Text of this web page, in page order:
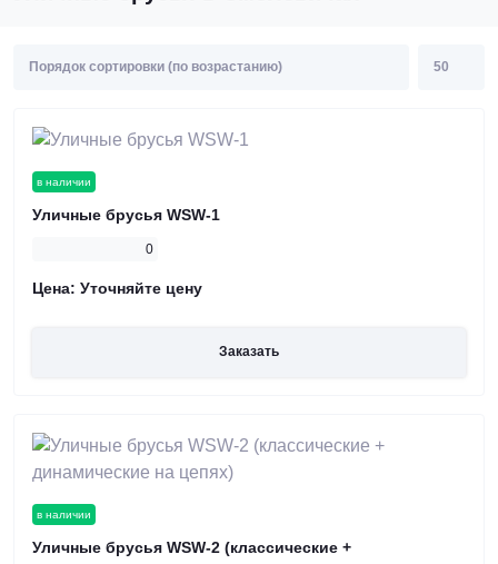
в наличии
Уличные брусья WSW-1
0
Цена: Уточняйте цену
Заказать
в наличии
Уличные брусья WSW-2 (классические +